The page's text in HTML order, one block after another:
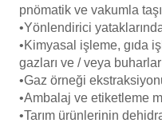
pnömatik ve vakumla
•Yönlendirici
•Kimyasal işleme, gıda
gazları ve / veya
•Gaz örneği
•Ambalaj ve etiketleme
•Tarım ürünlerinin